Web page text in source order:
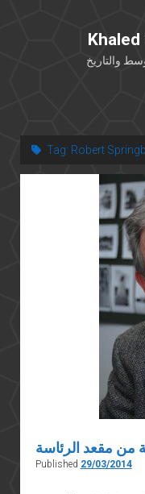
والتاريخ
Tag: Robert
من مقعد الرئاسة
Published 29/03/2014